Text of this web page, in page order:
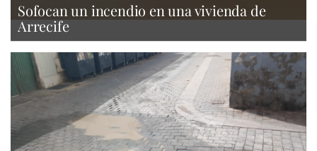
Sofocan un incendio en una vivienda de
Arrecife